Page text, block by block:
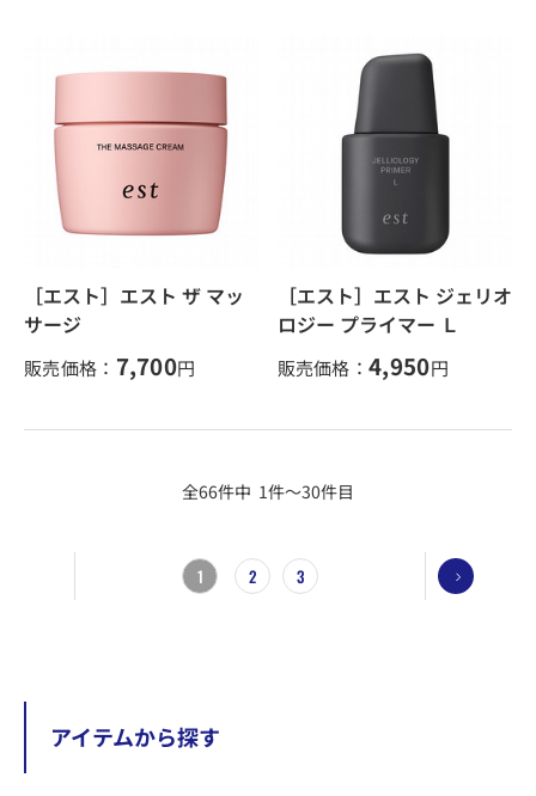
アイテムから探す
［エスト］エスト ザ マッ
サージ
販売価格： 7,700円
［エスト］エスト ジェリオ
ロジー プライマー Ｌ
販売価格： 4,950円
全66件中 1件～30件目
1 2 3